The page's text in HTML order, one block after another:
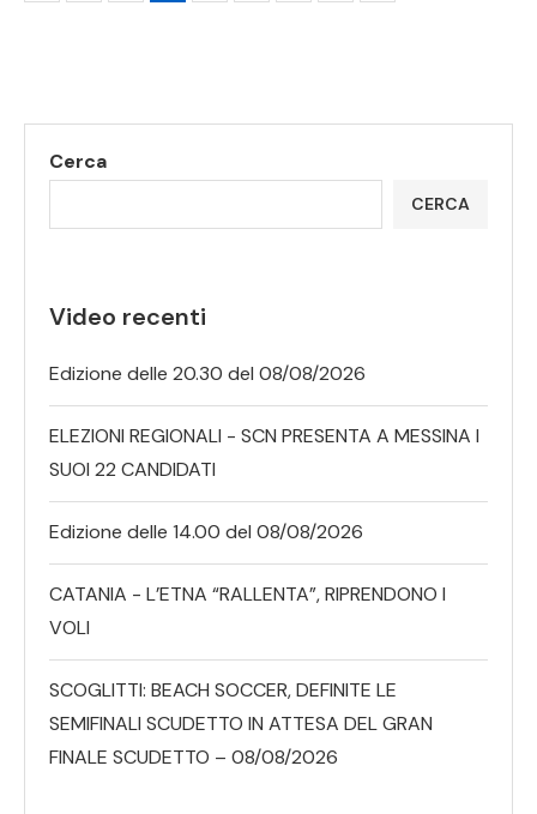
Cerca
CERCA
Video recenti
Edizione delle 20.30 del 08/08/2026
ELEZIONI REGIONALI - SCN PRESENTA A MESSINA I
SUOI 22 CANDIDATI
Edizione delle 14.00 del 08/08/2026
CATANIA - L’ETNA “RALLENTA”, RIPRENDONO I
VOLI
SCOGLITTI: BEACH SOCCER, DEFINITE LE
SEMIFINALI SCUDETTO IN ATTESA DEL GRAN
FINALE SCUDETTO – 08/08/2026